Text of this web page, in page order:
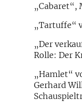
„Cabaret“,
„Tartuffe“
„Der
Rolle: Der
„Hamlet“
Gerhard